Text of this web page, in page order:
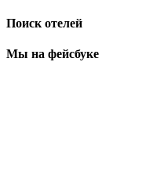
Поиск отелей
Мы на фейсбуке